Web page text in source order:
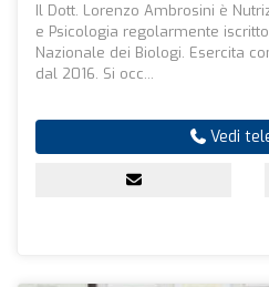
Il Dott. Lorenzo Ambrosini è
e Psicologia regolarmente iscritto
Nazionale dei Biologi. Esercita
dal 2016. Si occ...
Vedi